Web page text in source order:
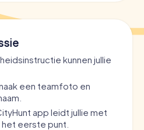
kunnen jullie
een teamfoto en
app leidt jullie met
eerste punt.